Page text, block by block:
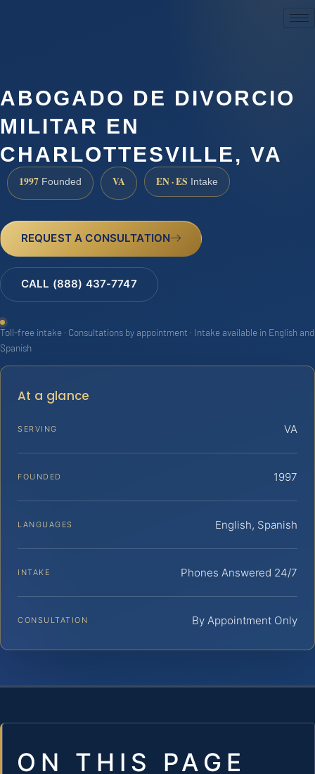
ABOGADO DE DIVORCIO
MILITAR EN
CHARLOTTESVILLE, VA
1997 Founded VA EN · ES Intake
REQUEST A CONSULTATION
CALL (888) 437-7747
Toll-free intake · Consultations by appointment · Intake available in English and
Spanish
At a glance
SERVING VA
FOUNDED 1997
LANGUAGES English, Spanish
INTAKE Phones Answered 24/7
CONSULTATION By Appointment Only
ON THIS PAGE